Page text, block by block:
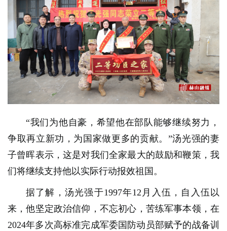
“我们为他自豪，希望他在部队能够继续努力，
争取再立新功，为国家做更多的贡献。”汤光强的妻
子曾晖表示，这是对我们全家最大的鼓励和鞭策，我
们将继续支持他以实际行动报效祖国。
据了解，汤光强于1997年12月入伍，自入伍以
来，他坚定政治信仰，不忘初心，苦练军事本领，在
2024年多次高标准完成军委国防动员部赋予的战备训